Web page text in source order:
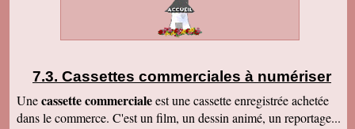
Cassettes commerciales à numériser
Unecassette commercialeest une cassette enregistrée achetée
dans le commerce. C'est un film, un dessin animé, un reportage...